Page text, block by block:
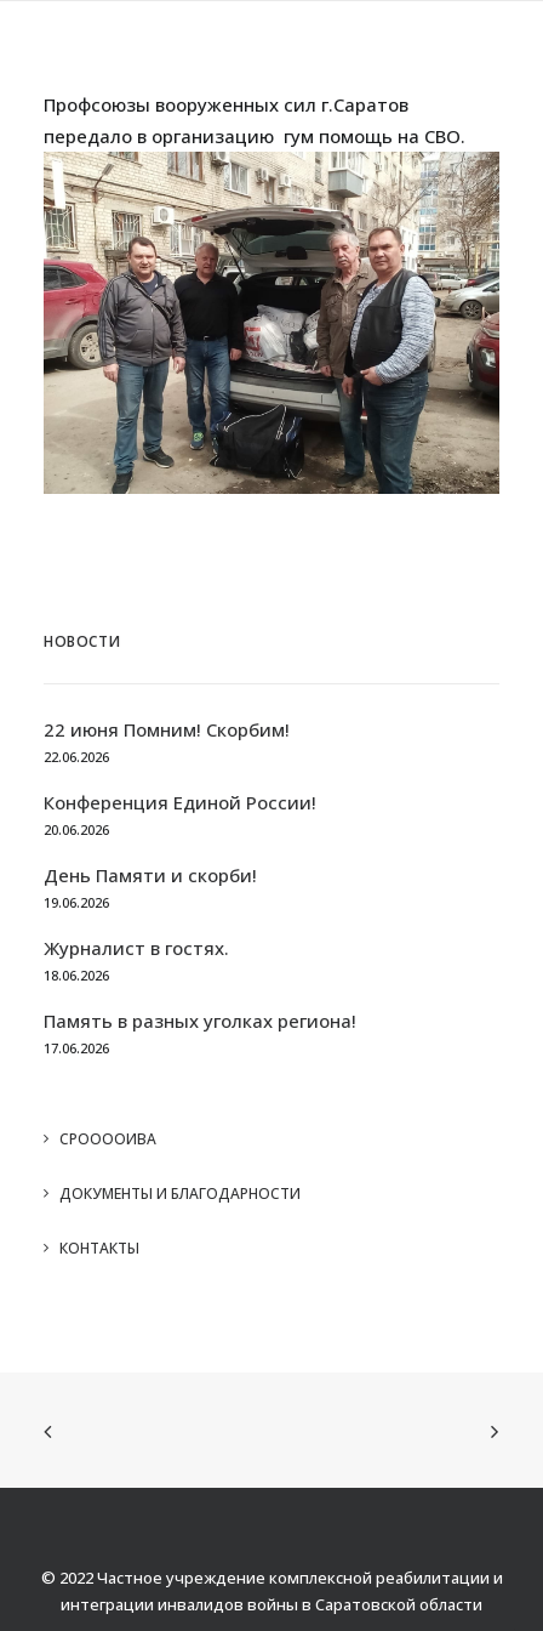
Профсоюзы вооруженных сил г.Саратов
передало в организацию гум помощь на СВО.
НОВОСТИ
22 июня Помним! Скорбим!
22.06.2026
Конференция Единой России!
20.06.2026
День Памяти и скорби!
19.06.2026
Журналист в гостях.
18.06.2026
Память в разных уголках региона!
17.06.2026
СРООООИВА
ДОКУМЕНТЫ И БЛАГОДАРНОСТИ
КОНТАКТЫ
© 2022 Частное учреждение комплексной реабилитации и
интеграции инвалидов войны в Саратовской области